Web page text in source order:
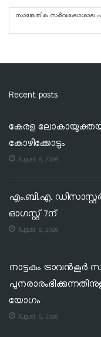
സാങ്കേതിക സർവകലാശാല
Recent posts
കേരള
കോഴിക്കോടും
August 6, 2026
എം.ബി.എ.
ഓഗസ്റ്റ് 7ന്
August 6, 2026
നാട്ടകം ട്രാവൻകൂർ
യോഗം
August 5, 2026